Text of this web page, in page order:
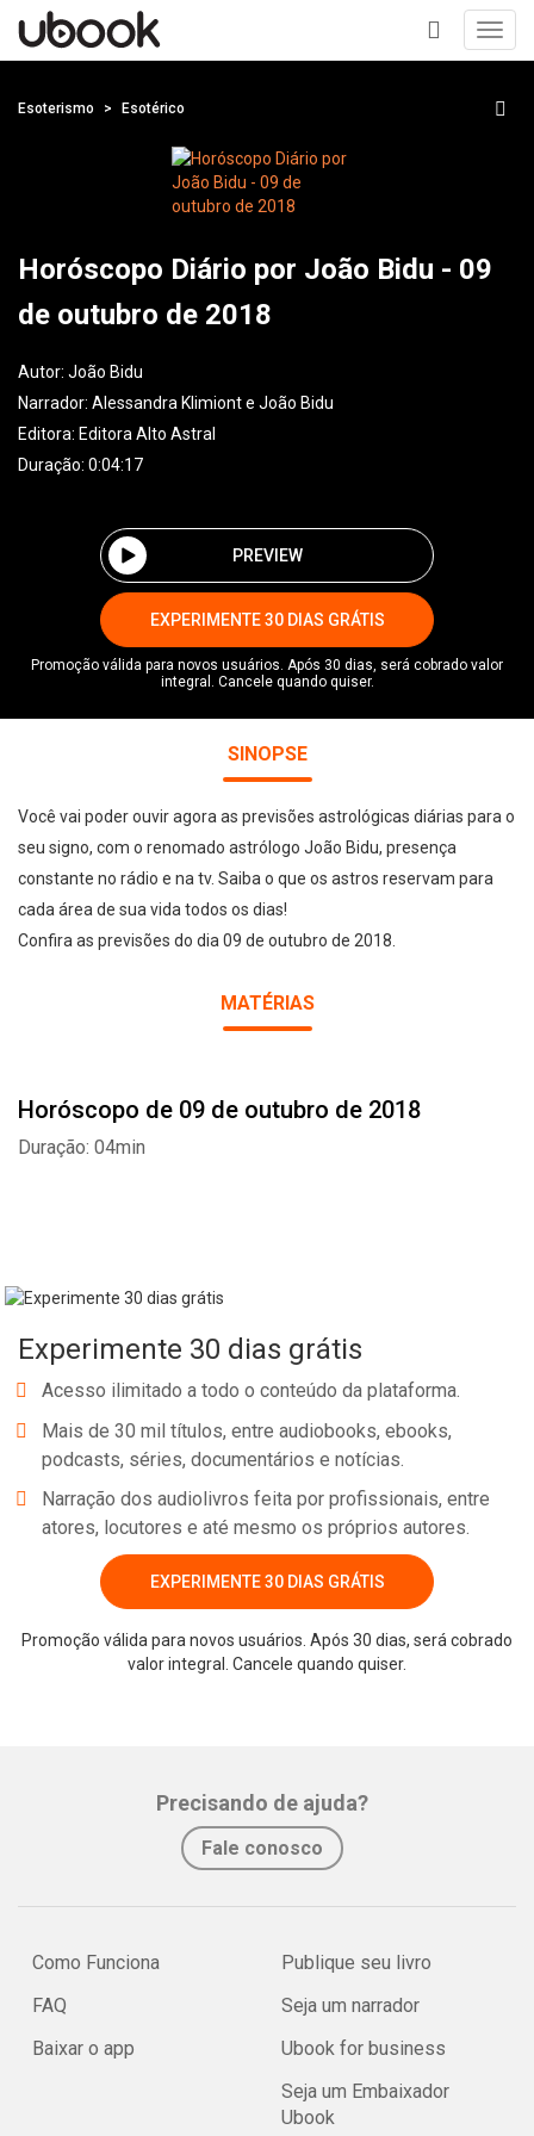
+
Esoterismo Esotérico
Horóscopo Diário por João Bidu - 09
de outubro de 2018
Autor: João Bidu
Narrador: Alessandra Klimiont e João Bidu
Editora: Editora Alto Astral
Duração: 0:04:17
PREVIEW
EXPERIMENTE 30 DIAS GRÁTIS
Promoção válida para novos usuários. Após 30 dias, será cobrado valor
integral. Cancele quando quiser.
SINOPSE
Você vai poder ouvir agora as previsões astrológicas diárias para o
seu signo, com o renomado astrólogo João Bidu, presença
constante no rádio e na tv. Saiba o que os astros reservam para
cada área de sua vida todos os dias!
Confira as previsões do dia 09 de outubro de 2018.
MATÉRIAS
Horóscopo de 09 de outubro de 2018
Duração: 04min
Experimente 30 dias grátis
Acesso ilimitado a todo o conteúdo da plataforma.
Mais de 30 mil títulos, entre audiobooks, ebooks,
podcasts, séries, documentários e notícias.
Narração dos audiolivros feita por profissionais, entre
atores, locutores e até mesmo os próprios autores.
EXPERIMENTE 30 DIAS GRÁTIS
Promoção válida para novos usuários. Após 30 dias, será cobrado
valor integral. Cancele quando quiser.
Precisando de ajuda?
Fale conosco
Como Funciona
FAQ
Baixar o app
Publique seu livro
Seja um narrador
Ubook for business
Seja um Embaixador
Ubook
Whatsapp Facebook Twitter E-mail